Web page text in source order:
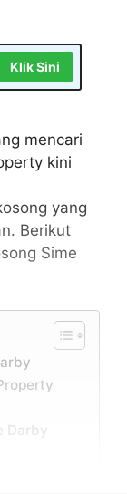
Klik Sini
mencari
kini
yang
Berikut
Sime
Darby